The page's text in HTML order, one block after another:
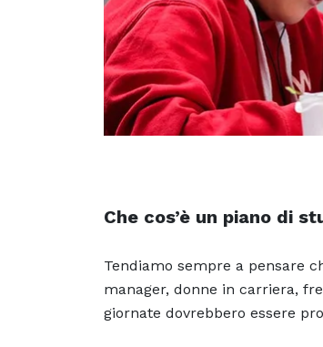
Che cos’è un piano di
Tendiamo sempre a pensare
manager, donne in carriera,
giornate dovrebbero essere